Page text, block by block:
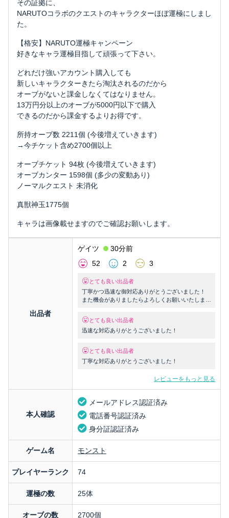
その証拠に、
NARUTOコラボのクエストのキャラクターほぼ運極にしまし
た。
【格安】NARUTO運極キャンペーン
好きなキャラ運極目指して頑張って下さい。
どれだけ強いアカウント購入しても
新しいキャラクターきたら淘汰されるのだから
オーブがないと課金しなくてはなりません。
13万円分以上のオーブが5000円以下で購入
できるのだから課金するよりお得です。
所持オーブ数 2211個 (今後増えていきます)
→今チケット含め2700個以上
オーブチケット 94枚 (今後増えていきます)
オーブカンター 1598個 (多少の変動あり)
ノーマルクエスト 未消化
真獣神玉1775個
キャラは画像載せますのでご確認お願いします。
出品者
ゲイツ
30分前
52
2 3
とても良い出品者
丁寧かつ迅速な御対応ありがとうございました！
また機会がありましたらよろしくお願いいたしま
とても良い出品者
迅速な対応ありがとうございました！
とても良い出品者
丁寧な対応ありがとうございました！
レビューをもっと見る
本人確認
メールアドレス認証済み
電話番号認証済み
身分証認証済み
ゲーム名 モンスト
プレイヤーランク 74
運極の数 25体
オーブの数 2700個